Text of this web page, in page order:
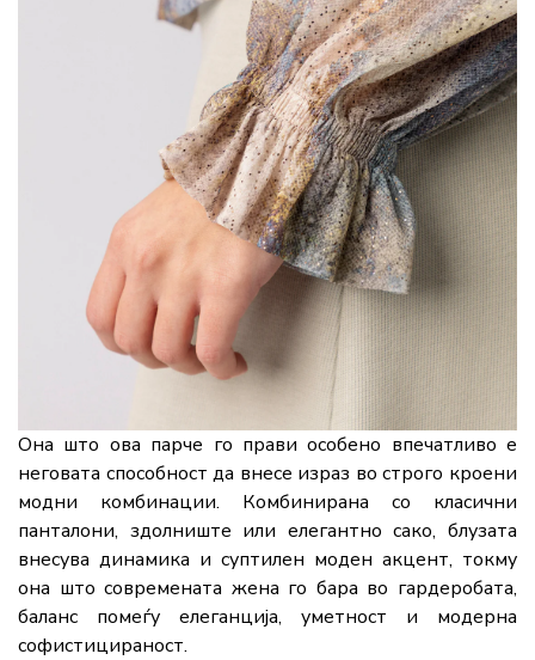
Она што ова парче го правиособено впечатливо е
неговата способностда внесе израз вострого кроени
модни комбинации. Комбинирана со класични
панталони, здолниште или елегантносако,блузата
внесува динамика и суптилен моден акцент, токму
она штосовремената жена го бара во гардеробата,
баланс помеѓу елеганција, уметност и модерна
софистицираност.